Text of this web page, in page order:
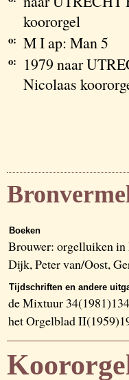
koororgel
o: M I ap: Man 5
o:
1979 naar
Nicolaas
Boeken
Brouwer: orgelluiken in
Dijk, Peter van/Oost,
Tijdschriften en andere
de Mixtuur
het Orgelblad